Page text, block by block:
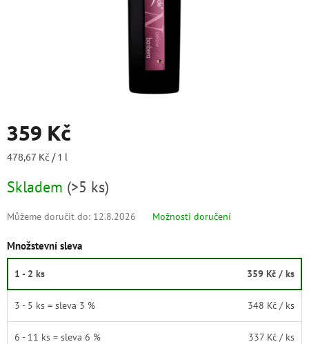
359 Kč
Měrná
478,67 Kč / 1 l
Skladem (>5 ks)
Můžeme doručit do: 12.8.2026 Možnosti doručení
Množstevní sleva
1 - 2 ks 359 Kč / ks
3 - 5 ks = sleva 3 % 348 Kč / ks
6 - 11 ks = sleva 6 % 337 Kč / ks